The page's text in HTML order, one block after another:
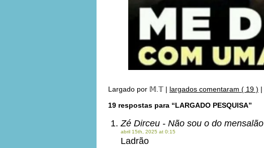
Largado por 𝕄.𝕋 | largados comentaram ( 19 ) |
19 respostas para “LARGADO PESQUISA”
Zé Dirceu - Não sou o do mensalão
abril 15th, 2025 at 0:15
Ladrão